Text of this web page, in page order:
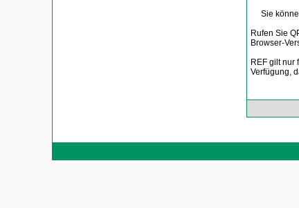
Sie
Rufen Sie
Browser-
REF gilt nur
Verfügung,